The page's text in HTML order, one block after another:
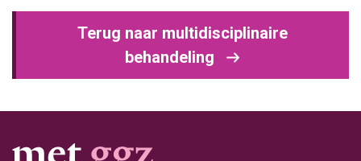
Terug naar multidisciplinaire
behandeling